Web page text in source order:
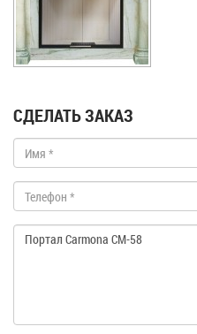
СДЕЛАТЬ ЗАКАЗ